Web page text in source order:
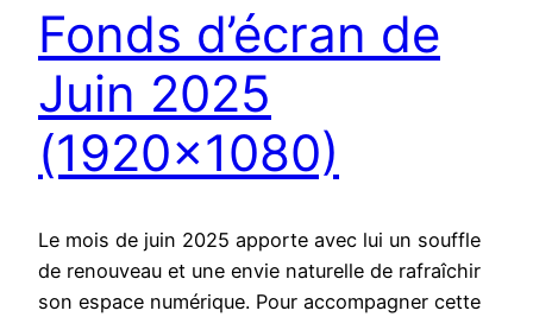
Fonds d’écran de
Juin 2025
(1920×1080)
Le mois de juin 2025 apporte avec lui un souffle
de renouveau et une envie naturelle de rafraîchir
son espace numérique. Pour accompagner cette